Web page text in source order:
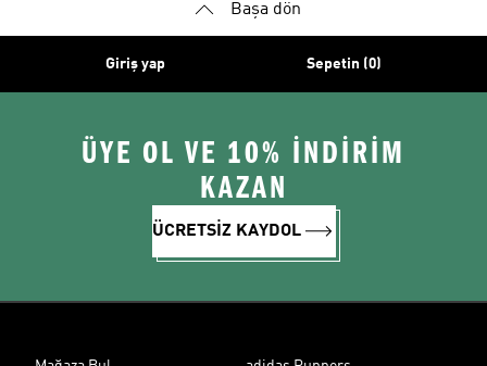
Başa dön
Giriş yap Sepetin (0)
ÜYE OL VE 10% İNDİRİM
KAZAN
ÜCRETSİZ KAYDOL